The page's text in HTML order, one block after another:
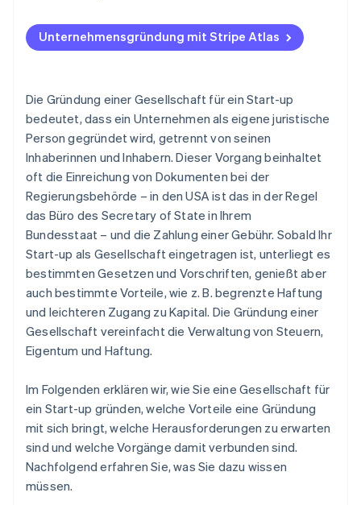
South Dakota
Die Beantragung bei Atlas
Zahlungen und Bankgeschäfte vor Erhalt der EIN
Automatische Einreichung des 83(b)-Steuerantrags
Erstklassige rechtliche Unternehmensdokumente
Ein Jahr Stripe Payments gratis, plus 50.000 USD in
Partnerguthaben
Unternehmensgründung mit Stripe Atlas
Die Gründung einer Gesellschaft für ein Start-up
bedeutet, dass ein Unternehmen als eigene juristische
Person gegründet wird, getrennt von seinen
Inhaberinnen und Inhabern. Dieser Vorgang beinhaltet
oft die Einreichung von Dokumenten bei der
Regierungsbehörde – in den USA ist das in der Regel
das Büro des Secretary of State in Ihrem
Bundesstaat – und die Zahlung einer Gebühr. Sobald Ihr
Start-up als Gesellschaft eingetragen ist, unterliegt es
bestimmten Gesetzen und Vorschriften, genießt aber
auch bestimmte Vorteile, wie z. B. begrenzte Haftung
und leichteren Zugang zu Kapital. Die Gründung einer
Gesellschaft vereinfacht die Verwaltung von Steuern,
Eigentum und Haftung.
Im Folgenden erklären wir, wie Sie eine Gesellschaft für
ein Start-up gründen, welche Vorteile eine Gründung
mit sich bringt, welche Herausforderungen zu erwarten
sind und welche Vorgänge damit verbunden sind.
Nachfolgend erfahren Sie, was Sie dazu wissen
müssen.